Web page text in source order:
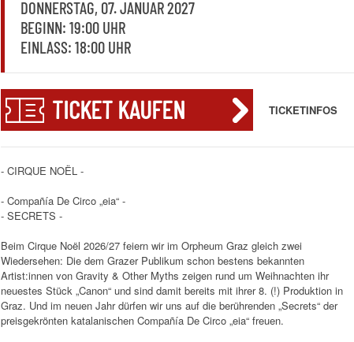
DONNERSTAG, 07. JANUAR 2027
BEGINN: 19:00 UHR
EINLASS: 18:00 UHR
TICKET KAUFEN TICKETINFOS
- CIRQUE NOËL -
- Compañía De Circo „eia“ -
- SECRETS -
Beim Cirque Noël 2026/27 feiern wir im Orpheum Graz gleich zwei
Wiedersehen: Die dem Grazer Publikum schon bestens bekannten
Artist:innen von Gravity & Other Myths zeigen rund um Weihnachten ihr
neuestes Stück „Canon“ und sind damit bereits mit ihrer 8. (!) Produktion in
Graz. Und im neuen Jahr dürfen wir uns auf die berührenden „Secrets“ der
preisgekrönten katalanischen Compañía De Circo „eia“ freuen.